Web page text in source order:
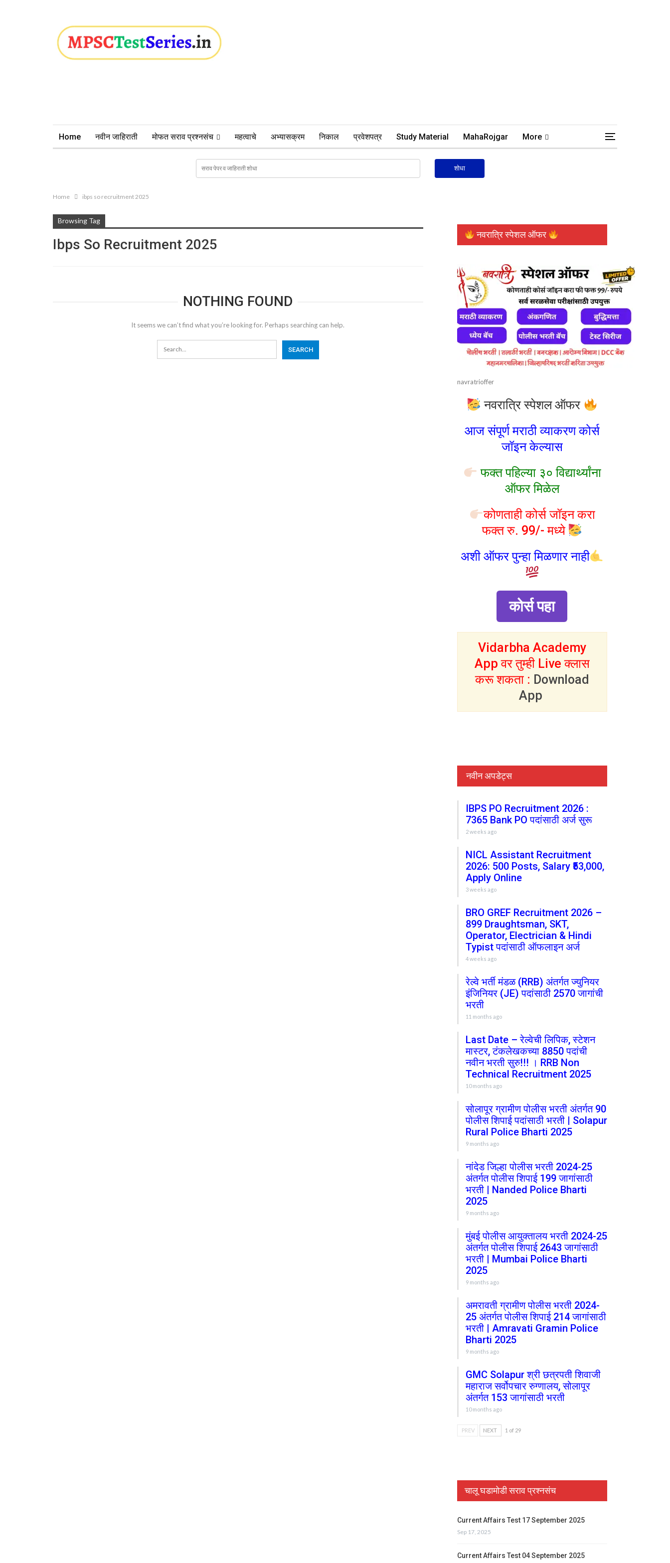
Home नवीन जाहिराती मोफत सराव प्रश्नसंच महत्वाचे अभ्यासक्रम निकाल प्रवेशपत्र Study Material MahaRojgar More
Home ibps so recruitment 2025
Browsing Tag
Ibps So Recruitment 2025
NOTHING FOUND
It seems we can’t find what you’re looking for. Perhaps searching can help.
नवरात्रि स्पेशल ऑफर
navratrioffer
नवरात्रि स्पेशल ऑफर
आज संपूर्ण मराठी व्याकरण कोर्स
जॉइन केल्यास
फक्त पहिल्या ३० विद्यार्थ्यांना
ऑफर मिळेल
कोणताही कोर्स जॉइन करा
फक्त रु. 99/- मध्ये
अशी ऑफर पुन्हा मिळणार नाही
कोर्स पहा
Vidarbha Academy
App वर तुम्ही Live क्लास
करू शकता : Download
App
नवीन अपडेट्स
IBPS PO Recruitment 2026 :
7365 Bank PO पदांसाठी अर्ज सुरू
2 weeks ago
NICL Assistant Recruitment
2026: 500 Posts, Salary ₹53,000,
Apply Online
3 weeks ago
BRO GREF Recruitment 2026 –
899 Draughtsman, SKT,
Operator, Electrician & Hindi
Typist पदांसाठी ऑफलाइन अर्ज
4 weeks ago
रेल्वे भर्ती मंडळ (RRB) अंतर्गत ज्युनियर
इंजिनियर (JE) पदांसाठी 2570 जागांची
भरती
11 months ago
Last Date – रेल्वेची लिपिक, स्टेशन
मास्टर, टंकलेखकच्या 8850 पदांची
नवीन भरती सुरु!!! । RRB Non
Technical Recruitment 2025
10 months ago
सोलापूर ग्रामीण पोलीस भरती अंतर्गत 90
पोलीस शिपाई पदांसाठी भरती | Solapur
Rural Police Bharti 2025
9 months ago
नांदेड जिल्हा पोलीस भरती 2024-25
अंतर्गत पोलीस शिपाई 199 जागांसाठी
भरती | Nanded Police Bharti
2025
9 months ago
मुंबई पोलीस आयुक्तालय भरती 2024-25
अंतर्गत पोलीस शिपाई 2643 जागांसाठी
भरती | Mumbai Police Bharti
2025
9 months ago
अमरावती ग्रामीण पोलीस भरती 2024-
25 अंतर्गत पोलीस शिपाई 214 जागांसाठी
भरती | Amravati Gramin Police
Bharti 2025
9 months ago
GMC Solapur श्री छत्रपती शिवाजी
महाराज सर्वोपचार रुग्णालय, सोलापूर
अंतर्गत 153 जागांसाठी भरती
10 months ago
PREV NEXT 1 of 29
चालू घडामोडी सराव प्रश्नसंच
Current Affairs Test 17 September 2025
Sep 17, 2025
Current Affairs Test 04 September 2025